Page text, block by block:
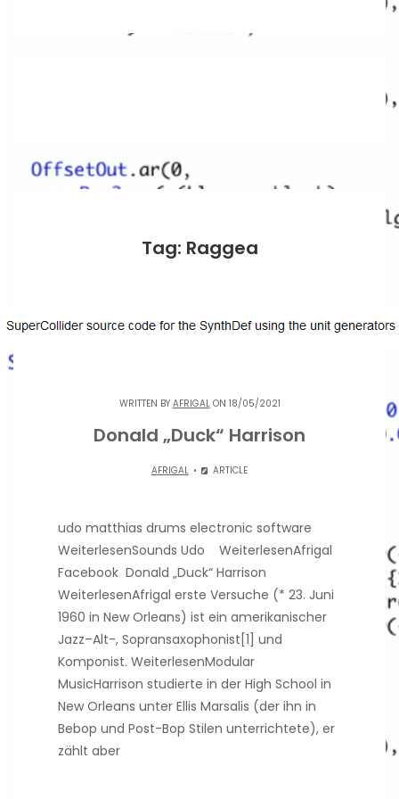
Tag: Raggea
WRITTEN BY AFRIGALON 18/05/2021
Donald „Duck“ Harrison
AFRIGAL ARTICLE
udo matthias drums electronic software
WeiterlesenSounds Udo WeiterlesenAfrigal
Facebook Donald „Duck“ Harrison
WeiterlesenAfrigal erste Versuche (* 23. Juni
1960 in New Orleans) ist ein amerikanischer
Jazz–Alt-, Sopransaxophonist[1] und
Komponist. WeiterlesenModular
MusicHarrison studierte in der High School in
New Orleans unter Ellis Marsalis (der ihn in
Bebop und Post-Bop Stilen unterrichtete), er
zählt aber